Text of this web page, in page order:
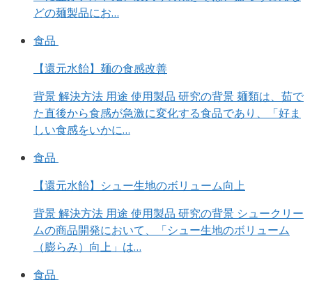
どの麺製品にお…
食品
【還元水飴】麺の食感改善
背景 解決方法 用途 使用製品 研究の背景 麺類は、茹で
た直後から食感が急激に変化する食品であり、「好ま
しい食感をいかに…
食品
【還元水飴】シュー生地のボリューム向上
背景 解決方法 用途 使用製品 研究の背景 シュークリー
ムの商品開発において、「シュー生地のボリューム
（膨らみ）向上」は…
食品